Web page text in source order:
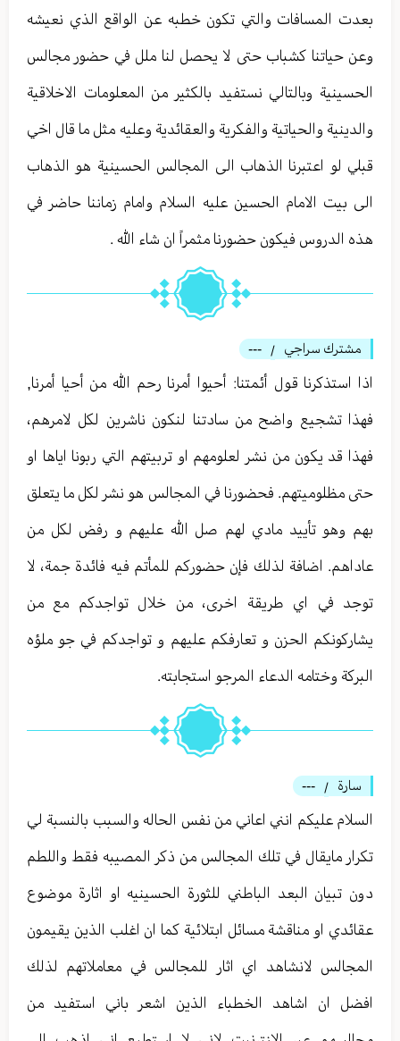
بعدت المسافات والتي تكون خطبه عن الواقع الذي نعيشه
وعن حياتنا كشباب حتى لا يحصل لنا ملل في حضور مجالس
الحسينية وبالتالي نستفيد بالكثير من المعلومات الاخلاقية
والدينية والحياتية والفكرية والعقائدية وعليه مثل ما قال اخي
قبلي لو اعتبرنا الذهاب الى المجالس الحسينية هو الذهاب
الى بيت الامام الحسين عليه السلام وامام زماننا حاضر في
هذه الدروس فيكون حضورنا مثمراً ان شاء الله .
مشترك سراجي /
---
اذا استذكرنا قول أئمتنا: أحيوا أمرنا رحم الله من أحيا أمرنا,
فهذا تشجيع واضح من سادتنا لنكون ناشرين لكل لامرهم،
فهذا قد يكون من نشر لعلومهم او تربيتهم التي ربونا اياها او
حتى مظلوميتهم. فحضورنا في المجالس هو نشر لكل ما يتعلق
بهم وهو تأييد مادي لهم صل الله عليهم و رفض لكل من
عاداهم. اضافة لذلك فإن حضوركم للمأتم فيه فائدة جمة، لا
توجد في اي طريقة اخرى، من خلال تواجدكم مع من
يشاركونكم الحزن و تعارفكم عليهم و تواجدكم في جو ملؤه
البركة وختامه الدعاء المرجو استجابته.
سارة /
---
السلام عليكم انني اعاني من نفس الحاله والسبب بالنسبة لي
تكرار مايقال في تلك المجالس من ذكر المصيبه فقط واللطم
دون تبيان البعد الباطني للثورة الحسينيه او اثارة موضوع
عقائدي او مناقشة مسائل ابتلائية كما ان اغلب الذين يقيمون
المجالس لانشاهد اي اثار للمجالس في معاملاتهم لذلك
افضل ان اشاهد الخطباء الذين اشعر باني استفيد من